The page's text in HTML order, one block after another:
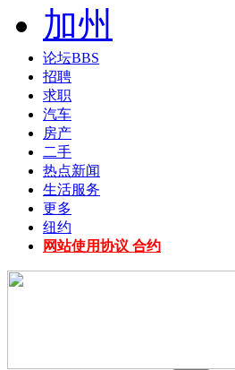
加州
论坛BBS
招聘
求职
汽车
房产
二手
热点新闻
生活服务
更多
纽约
网站使用协议 合约